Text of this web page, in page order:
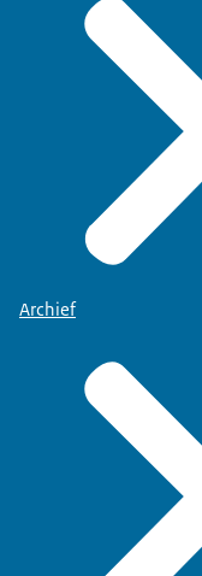
Archief